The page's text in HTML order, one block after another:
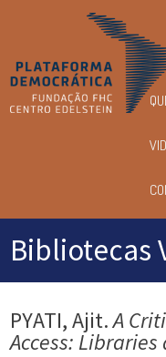
Menu
Bibliotecas
PYATI, Ajit.A
Access: